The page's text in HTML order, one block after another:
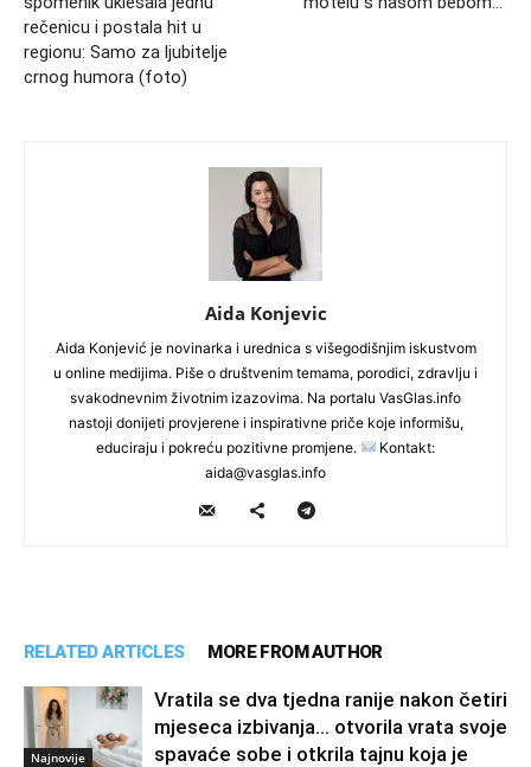
rečenicu i postala hit u
regionu: Samo za ljubitelje
crnog humora (foto)
Aida Konjevic
Aida Konjević je novinarka i urednica s višegodišnjim iskustvom
u online medijima. Piše o društvenim temama, porodici, zdravlju i
svakodnevnim životnim izazovima. Na portalu VasGlas.info
nastoji donijeti provjerene i inspirativne priče koje informišu,
educiraju i pokreću pozitivne promjene.
Kontakt:
aida@vasglas.info
RELATED ARTICLES MORE FROM AUTHOR
Najnovije
Vratila se dva tjedna ranije nakon četiri
mjeseca izbivanja… otvorila vrata svoje
spavaće sobe i otkrila tajnu koja je